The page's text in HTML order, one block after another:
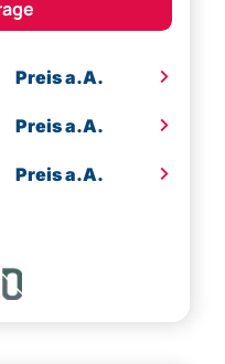
Preis a.A. >
Preis a.A. >
Preis a.A. >